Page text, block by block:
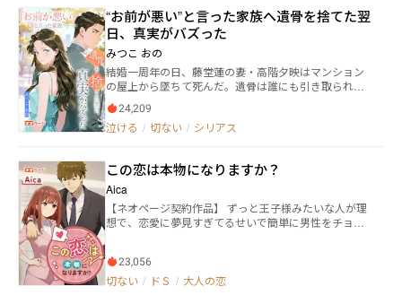
いた。 彼が十年かけて私の子宮と夢を壊したのなら、
私はたった一度の背中で、彼の残りの人生すべてを後
悔に変えてやる。
“お前が悪い”と言った家族へ――遺骨を捨てた翌
日、真実がバズった
みつこ おの
結婚一周年の日、藤堂蓮の妻・高階夕映はマンション
の屋上から墜ちて死んだ。遺骨は誰にも引き取られ
ず、彼女の不在だけが世界に残った――はずだった。 死後
387日、公益弁護士・宮崎律が遺言に従い、夕映の遺
品を“公開”し始める。七冊の日記、録音筆、医療明
つ、確実に、彼らの言い訳を奪っていく。 「大人しく
て、何も言わない子」――そう決めつけていた実家の両
親。 「裏切られた」――そう信じて妻を切り捨てた夫。 そ
して“姉”として居場所を奪い続けた養女・白石澪。 公
開されるのは恨みの言葉ではない。夕映の日記には、
小さな願いと、数えた回数と、言い訳しない事実だ
け。だからこそ、読んだ者の心が折れていく。 やがて
真相は、取り返しのつかない形で突きつけられる。夫
24,209
泣ける / 切ない / シリアス
この恋は本物になりますか？
Aica
【ネオページ契約作品】 ずっと王子様みたいな人が理
想で、恋愛に夢見すぎてるせいで簡単に男性をチョロ
小さい頃から、からかわれていた兄の親友の理玖。 社
内一のイケメンでエリートの理玖は女性にモテモテだ
23,056
切ない / ドＳ / 大人の恋